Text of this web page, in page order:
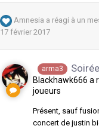
Amnesia a réagi à un
17 février 2017
arma3
Blackhawk666 a
joueurs
Présent, sauf
concert de justin